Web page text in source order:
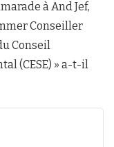
à And Jef,
Conseiller
Conseil
(CESE) » a-t-il